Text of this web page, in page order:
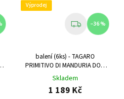
Výprodej
–36 %
balení (6ks) - TAGARO
PRIMITIVO DI MANDURIA DOP
0,75 L
Skladem
1 189 Kč